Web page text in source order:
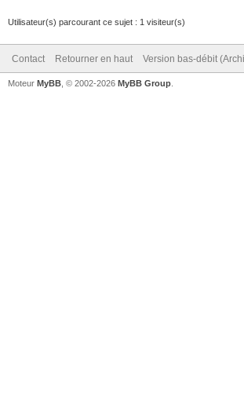
Utilisateur(s) parcourant ce sujet : 1 visiteur(s)
Contact Retourner en haut Version bas-débit
Moteur MyBB , © 2002-2026 MyBB Group